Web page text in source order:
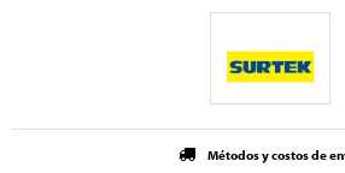
Métodos y costos de